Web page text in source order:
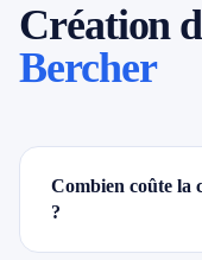
Création
Bercher
Combien coûte la
?